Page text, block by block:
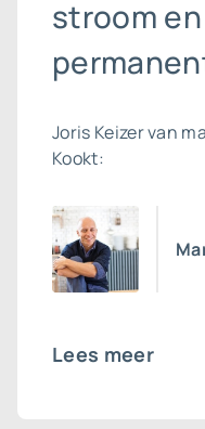
stroom
Joris Keizer van
Kookt:
Lees meer